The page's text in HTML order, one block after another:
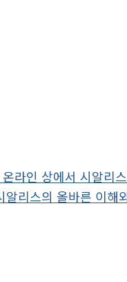
라인 상에서 시알리
리스의 올바른 이해